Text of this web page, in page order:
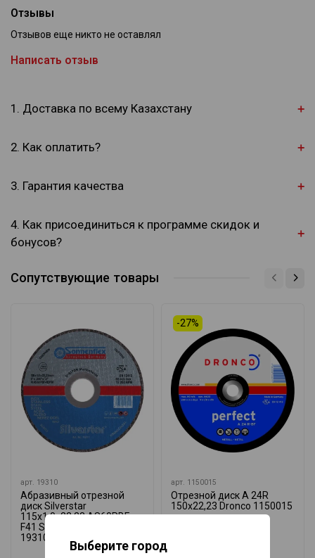
Выберите город
Отзывы
Отзывов еще никто не оставлял
Написать отзыв
1. Доставка по всему Казахстану
2. Как оплатить?
3. Гарантия качества
4. Как присоединиться к программе скидок и
бонусов?
Сопутствующие товары
арт. 19310
Абразивный отрезной
диск Silverstar
115x1,0x22,23 AS60PBF
F41 SiS INOX Sonnenflex
19310
-27%
арт. 1150015
Отрезной диск A 24R
150x22,23 Dronco 1150015